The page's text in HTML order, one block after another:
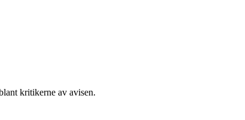
kritikerne av avisen.